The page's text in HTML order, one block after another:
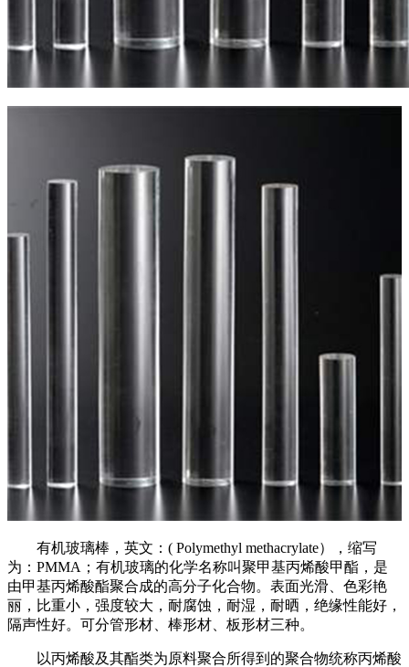
有机玻璃棒，英文：( Polymethyl methacrylate），缩写
为：PMMA；有机玻璃的化学名称叫聚甲基丙烯酸甲酯，是
由甲基丙烯酸酯聚合成的高分子化合物。表面光滑、色彩艳
丽，比重小，强度较大，耐腐蚀，耐湿，耐晒，绝缘性能好，
隔声性好。可分管形材、棒形材、板形材三种。
以丙烯酸及其酯类为原料聚合所得到的聚合物统称丙烯酸